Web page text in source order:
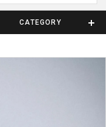
CATEGORY